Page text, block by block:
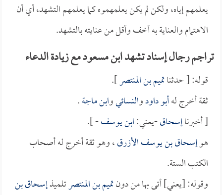
يعلمهم إياه، ولكن لم يكن يعلمهموه كما يعلمهم التشهد، أي أن
الاهتمام والعناية به أخف وأقل من عنايته بالتشهد.
تراجم رجال إسناد تشهد ابن مسعود مع زيادة الدعاء
قوله: [ حدثناتميم بن المنتصر].
ثقة أخرج لهأبو داودوالنسائيوابن ماجة.
[ أخبرناإسحاق-يعني:ابن يوسف- ].
هوإسحاق بن يوسف الأزرق، وهو ثقة أخرج له أصحاب
الكتب الستة.
وقوله: [يعني] أتى بها من دونتميم بن المنتصرتلميذإسحاق بن